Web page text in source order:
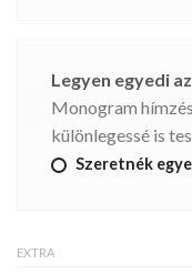
Legyen egyedi
Monogram
különlegessé is
Szeretnék
EXTRA